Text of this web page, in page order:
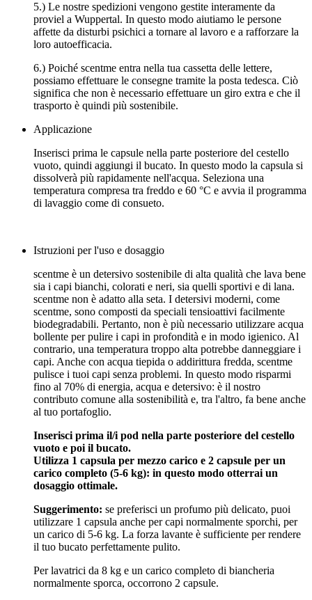
5.) Le nostre spedizioni vengono gestite interamente da
proviel a Wuppertal. In questo modo aiutiamo le persone
affette da disturbi psichici a tornare al lavoro e a rafforzare la
loro autoefficacia.
6.) Poiché scentme entra nella tua cassetta delle lettere,
possiamo effettuare le consegne tramite la posta tedesca. Ciò
significa che non è necessario effettuare un giro extra e che il
trasporto è quindi più sostenibile.
Applicazione
Inserisci prima le capsule nella parte posteriore del cestello
vuoto, quindi aggiungi il bucato. In questo modo la capsula si
dissolverà più rapidamente nell'acqua. Seleziona una
temperatura compresa tra freddo e 60 °C e avvia il programma
di lavaggio come di consueto.
Istruzioni per l'uso e dosaggio
scentme è un detersivo sostenibile di alta qualità che lava bene
sia i capi bianchi, colorati e neri, sia quelli sportivi e di lana.
scentme non è adatto alla seta. I detersivi moderni, come
scentme, sono composti da speciali tensioattivi facilmente
biodegradabili. Pertanto, non è più necessario utilizzare acqua
bollente per pulire i capi in profondità e in modo igienico. Al
contrario, una temperatura troppo alta potrebbe danneggiare i
capi. Anche con acqua tiepida o addirittura fredda, scentme
pulisce i tuoi capi senza problemi. In questo modo risparmi
fino al 70% di energia, acqua e detersivo: è il nostro
contributo comune alla sostenibilità e, tra l'altro, fa bene anche
al tuo portafoglio.
Inserisci prima il/i pod nella parte posteriore del cestello
vuoto e poi il bucato.
Utilizza 1 capsula per mezzo carico e 2 capsule per un
carico completo (5-6 kg): in questo modo otterrai un
dosaggio ottimale.
Suggerimento: se preferisci un profumo più delicato, puoi
utilizzare 1 capsula anche per capi normalmente sporchi, per
un carico di 5-6 kg. La forza lavante è sufficiente per rendere
il tuo bucato perfettamente pulito.
Per lavatrici da 8 kg e un carico completo di biancheria
normalmente sporca, occorrono 2 capsule.